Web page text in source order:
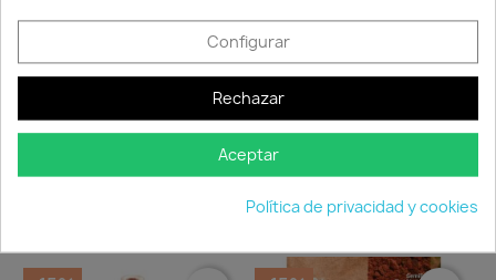
deteriorado.
Configurar
Rechazar
Aceptar
Política de privacidad y cookies